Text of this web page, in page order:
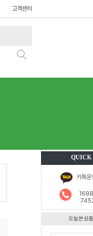
QUICK
카톡문
오늘본상품
고객센터